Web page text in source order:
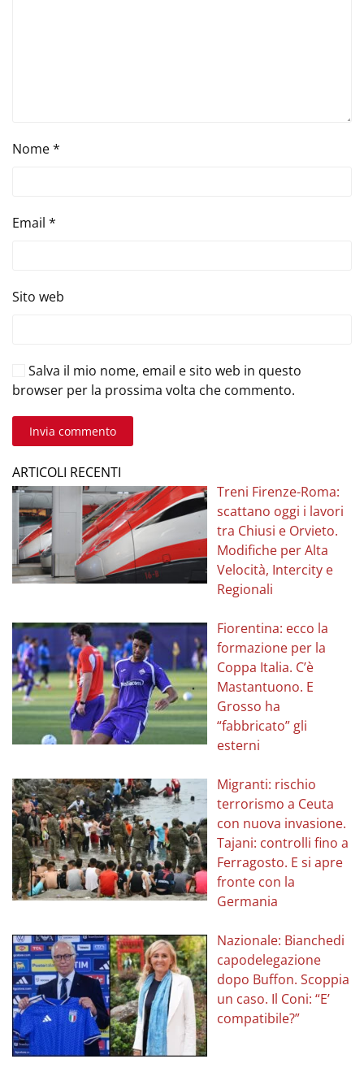
Nome*
Email *
Sito web
Salva il mio nome, email e sito web in questo
browser per la prossima volta che commento.
Invia commento
ARTICOLI RECENTI
Treni Firenze-Roma:
scattano oggi i lavori
tra Chiusi e Orvieto.
Modifiche per Alta
Velocità, Intercity e
Regionali
Fiorentina: ecco la
formazione per la
Coppa Italia. C’è
Mastantuono. E
Grosso ha
“fabbricato” gli
esterni
Migranti: rischio
terrorismo a Ceuta
con nuova invasione.
Tajani: controlli fino a
Ferragosto. E si apre
fronte con la
Germania
Nazionale: Bianchedi
capodelegazione
dopo Buffon. Scoppia
un caso. Il Coni: “E’
compatibile?”